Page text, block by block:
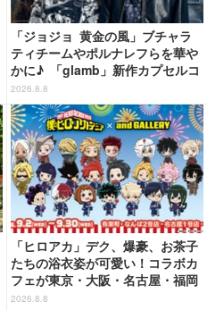
「ジョジョ 黄金の風」ブチャラ
ティチームやポルナレフらを華や
かに♪ 「glamb」新作カプセルコ
レクション登場
2026.8.8
「ヒロアカ」デク、爆豪、お茶子
たちの浴衣姿が可愛い！コラボカ
フェが東京・大阪・名古屋・福岡
で開催
2026.8.8